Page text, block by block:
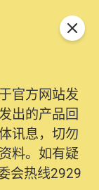
官方网站发
出的产品回
讯息，切勿
料。如有疑
会热线2929
关闭